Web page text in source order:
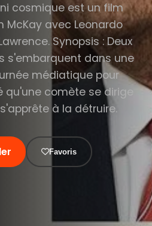
cosmique est un film
McKay avec Leonardo
Synopsis : Deux
s'embarquent dans une
médiatique pour
qu'une comète se dirige
à la détruire.
Favoris